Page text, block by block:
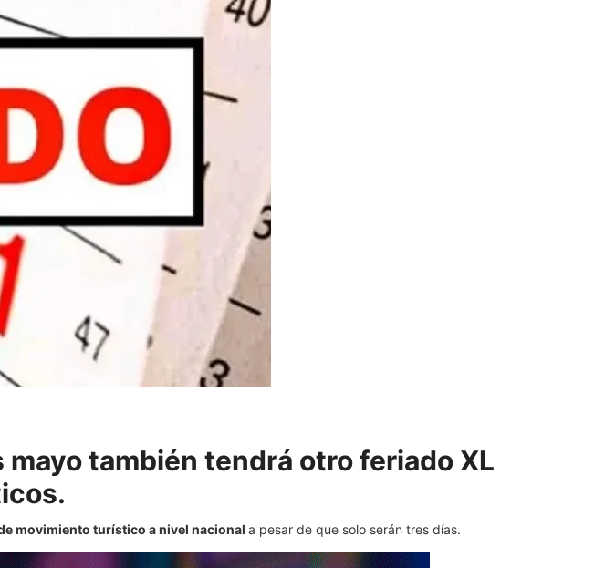
mayo también tendrá otro feriado XL
movimiento turístico a nivel nacional a pesar de que solo serán tres días.